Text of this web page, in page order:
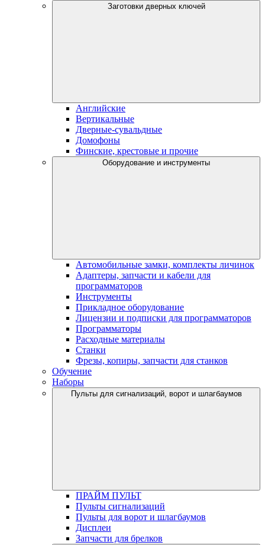
Заготовки дверных ключей
Английские
Вертикальные
Дверные-сувальдные
Домофоны
Финские, крестовые и прочие
Оборудование и инструменты
Автомобильные замки, комплекты личинок
Адаптеры, запчасти и кабели для
программаторов
Инструменты
Прикладное оборудование
Лицензии и подписки для программаторов
Программаторы
Расходные материалы
Станки
Фрезы, копиры, запчасти для станков
Обучение
Наборы
Пульты для сигнализаций, ворот и шлагбаумов
ПРАЙМ ПУЛЬТ
Пульты сигнализаций
Пульты для ворот и шлагбаумов
Дисплеи
Запчасти для брелков